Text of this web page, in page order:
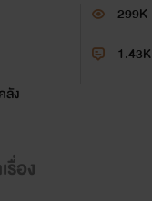
299K
1.43K
ลัง
รื่อง